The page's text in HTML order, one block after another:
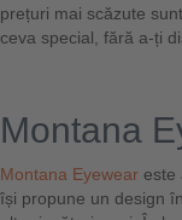
prețuri mai scăzute
ceva special, fără a-ți
Montana
Montana Eyewear este
își propune un design